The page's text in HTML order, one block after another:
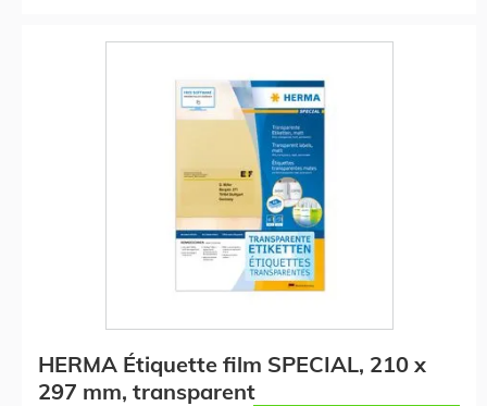
HERMA Étiquette film SPECIAL, 210 x
297 mm, transparent